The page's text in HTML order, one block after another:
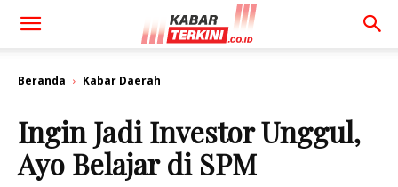
Beranda Kabar Daerah
Ingin Jadi Investor Unggul,
Ayo Belajar di SPM